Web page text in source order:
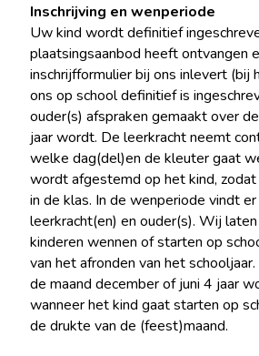
Inschrijving en wenperiode
Uw kind wordt definitief
plaatsingsaanbod heeft ontvangen
inschrijfformulier bij ons inlevert
ons op school definitief is
ouder(s) afspraken gemaakt over
jaar wordt. De leerkracht neemt
welke dag(del)en de kleuter gaat
wordt afgestemd op het kind,
in de klas. In de wenperiode vindt
leerkracht(en) en ouder(s). Wij
kinderen wennen of starten op
van het afronden van het
de maand december of juni 4 jaar
wanneer het kind gaat starten op
de drukte van de (feest)maand.